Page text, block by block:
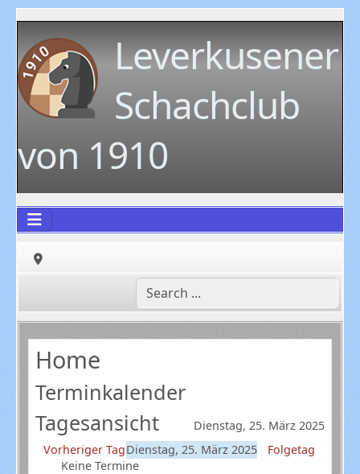
Leverkusener
Schachclub
von 1910
Home
Terminkalender
Tagesansicht
Dienstag, 25. März 2025
Vorheriger TagDienstag, 25. März 2025
Folgetag
Keine Termine